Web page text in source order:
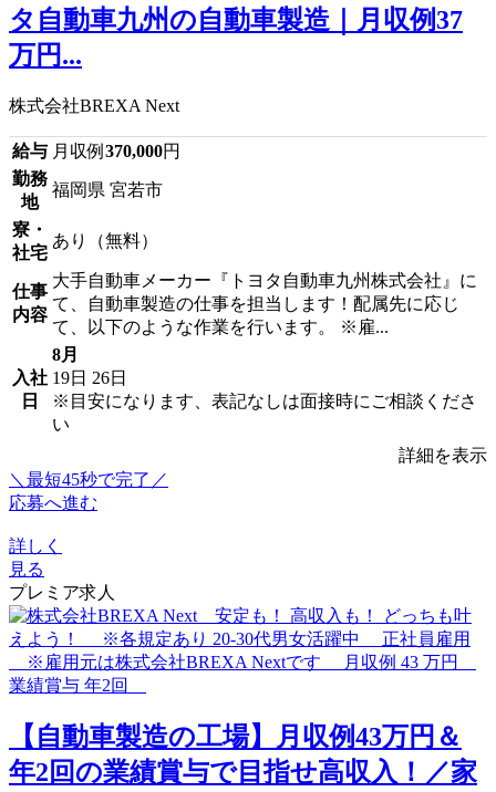
タ自動車九州の自動車製造｜月収例37
万円...
株式会社BREXA Next
給与 月収例 370,000円
勤務
地
福岡県 宮若市
寮・
社宅
あり（無料）
仕事
内容
大手自動車メーカー『トヨタ自動車九州株式会社』に
て、自動車製造の仕事を担当します！配属先に応じ
て、以下のような作業を行います。 ※雇...
入社
日
8月
19日 26日
※目安になります、表記なしは面接時にご相談くださ
い
詳細を表示
＼最短45秒で完了／
応募へ進む
詳しく
見る
プレミア求人
【自動車製造の工場】月収例43万円＆
年2回の業績賞与で目指せ高収入！／家